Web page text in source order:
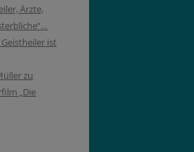
Ärzte,
ist
zu
„Die